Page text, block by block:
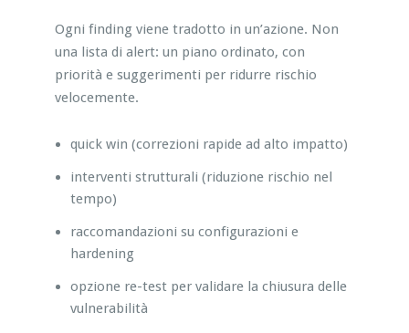
Ogni finding viene tradotto in un’azione. Non
una lista di alert: un piano ordinato, con
priorità e suggerimenti per ridurre rischio
velocemente.
quick win (correzioni rapide ad alto impatto)
interventi strutturali (riduzione rischio nel
tempo)
raccomandazioni su configurazioni e
hardening
opzione re-test per validare la chiusura delle
vulnerabilità